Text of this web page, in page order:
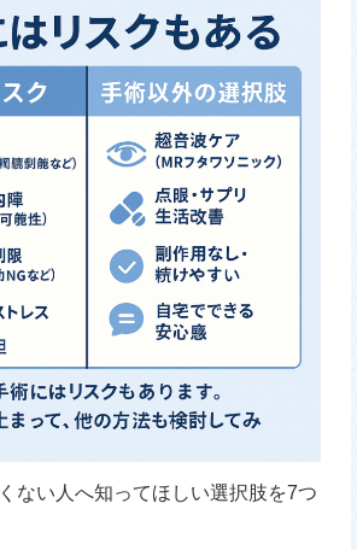
ない人へ知ってほしい選択肢を7つ